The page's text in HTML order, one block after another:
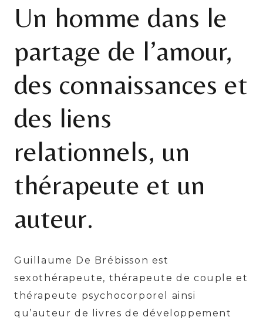
Un homme dans le
partage de l’amour,
des connaissances et
des liens
relationnels, un
thérapeute et un
auteur.
Guillaume De Brébisson est
sexothérapeute, thérapeute de couple et
thérapeute psychocorporel ainsi
qu’auteur de livres de développement